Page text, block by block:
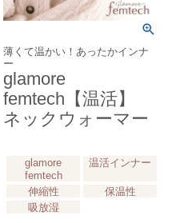
薄くて温かい！あったかインナ
ー
glamore
femtech【温活】
ネックウォーマー
glamore
femtech
温活インナー
伸縮性
保温性
吸放湿